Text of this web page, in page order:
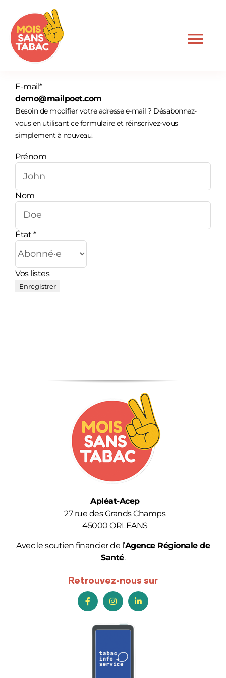
contenu
Accueil
Le dispositif
Je suis professionnel
Actualités
F.A.Q.
Contact
E-mail*
demo@mailpoet.com
Besoin de modifier votre adresse e-mail ? Désabonnez-
vous en utilisant ce formulaire et réinscrivez-vous
simplement à nouveau.
Prénom
Nom
État *
Vos listes
Apléat-Acep
27 rue des Grands Champs
45000 ORLEANS
Avec le soutien financier de l’Agence Régionale de
Santé.
Retrouvez-nous sur